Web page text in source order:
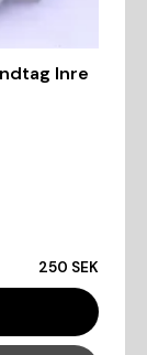
Inre
250 SEK